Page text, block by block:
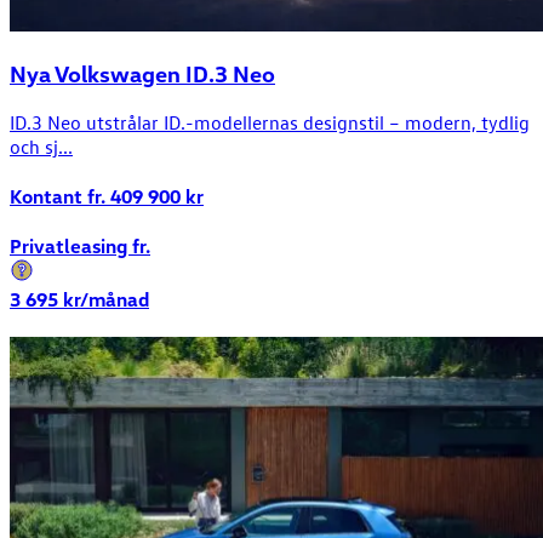
Nya Volkswagen ID.3 Neo
ID.3 Neo utstrålar ID.-modellernas designstil – modern, tydlig
och sj...
Kontant fr. 409 900 kr
Privatleasing fr.
3 695 kr/månad